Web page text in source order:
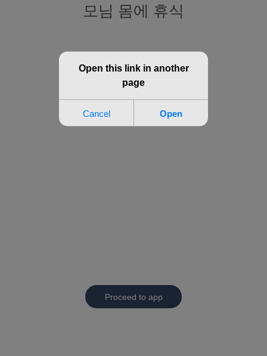
모님 몸에 휴식
Proceed to app